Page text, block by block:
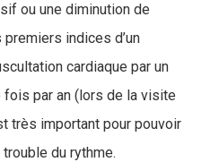
ou une diminution de
indices d’un
cardiaque par un
fois par an (lors de la visite
très important pour pouvoir
du rythme.